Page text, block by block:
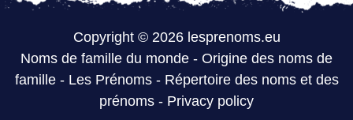
Copyright © 2026 lesprenoms.eu
Noms de famille du monde - Origine des noms de
famille- Les Prénoms- Répertoire des noms et des
prénoms - Privacy policy